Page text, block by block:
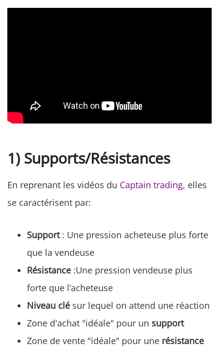
1) Supports/Résistances
En reprenant les vidéos du Captain trading, elles
se caractérisent par:
Support : Une pression acheteuse plus forte
que la vendeuse
Résistance :Une pression vendeuse plus
forte que l’acheteuse
Niveau clé sur lequel on attend une réaction
Zone d'achat "idéale" pour un support
Zone de vente "idéale" pour une résistance